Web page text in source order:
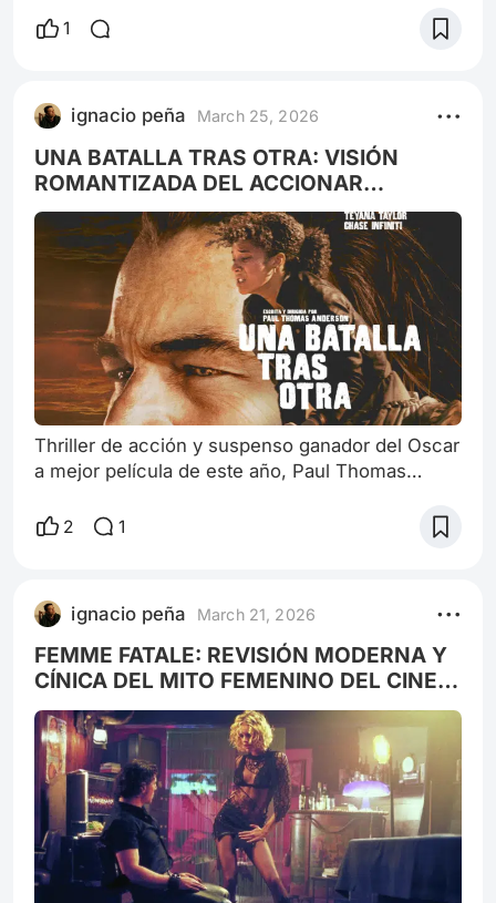
Ron Thompson Lisa Jane Persky Jeffrey Lippa
música popular americana, a través de varias
generaciones de una familia de músicos.
Distribuida y producida por la Columbia, Am
1
ignacio peña March 25, 2026
UNA BATALLA TRAS OTRA: VISIÓN
ROMANTIZADA DEL ACCIONAR
GUERRILLERO ESTADOUNIDENSE
Thriller de acción y suspenso ganador del Oscar
a mejor película de este año, Paul Thomas
problemáticamente Vineland, novela del casi
radicalización “revolucionaria” de la
contracultura de los 60: se refiere a los jóvenes
que, aunque parte de esa misma contracultura,
llevaron a cabo delitos graves
2 1
ignacio peña March 21, 2026
FEMME FATALE: REVISIÓN MODERNA Y
CÍNICA DEL MITO FEMENINO DEL CINE Y
LA LITERATURA.